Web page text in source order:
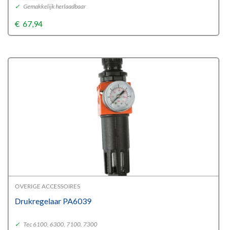
✓ Gemakkelijk herlaadbaar
€ 67,94
OVERIGE ACCESSOIRES
Drukregelaar PA6039
✓ Tec 6100, 6300, 7100. 7300